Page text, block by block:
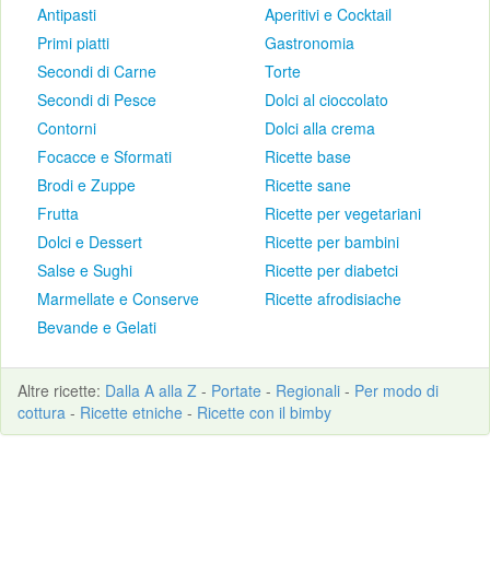
Antipasti
Primi piatti
Secondi di Carne
Secondi di Pesce
Contorni
Focacce e Sformati
Brodi e Zuppe
Frutta
Dolci e Dessert
Salse e Sughi
Marmellate e Conserve
Bevande e Gelati
Aperitivi e Cocktail
Gastronomia
Torte
Dolci al cioccolato
Dolci alla crema
Ricette base
Ricette sane
Ricette per vegetariani
Ricette per bambini
Ricette per diabetci
Ricette afrodisiache
Altre ricette: Dalla A alla Z - Portate - Regionali - Per modo di
cottura - Ricette etniche - Ricette con il bimby